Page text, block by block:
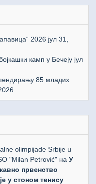
2026 јул 31,
камп у Бечеју јул
85 младих
olimpijade Srbije u
"Milan Petrović" на У
првенство
у стоном тенису